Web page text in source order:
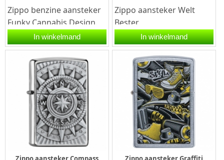
Zippo benzine aansteker
Funky Cannabis Design.
Een Zippo benzine
aansteker is een
kwalitatief...
In winkelmand
Zippo aansteker Welt
Bester
Feuerwehrmann.Een
Zippo aansteker is een
kwalitatief...
In winkelmand